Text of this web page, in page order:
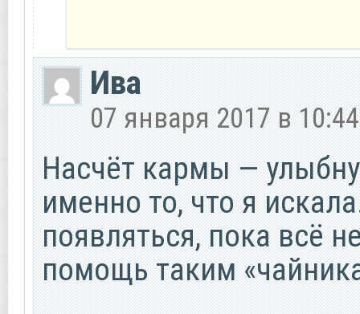
Ива
07 января 2017 в 10:44
Насчёт кармы —
именно то, что я
появляться, пока всё
помощь таким